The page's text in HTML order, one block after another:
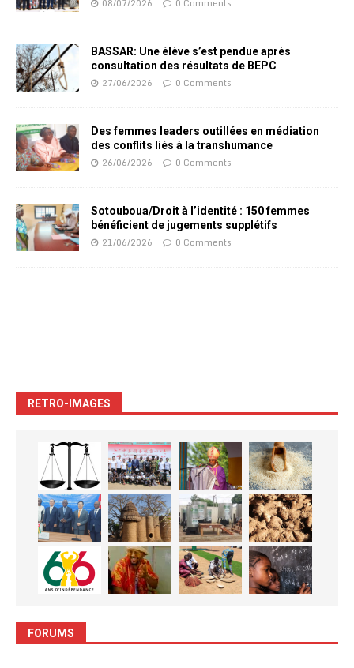
08/07/2026 0 Comments
BASSAR: Une élève s’est pendue après
consultation des résultats de BEPC
27/06/2026 0 Comments
Des femmes leaders outillées en médiation
des conflits liés à la transhumance
26/06/2026 0 Comments
Sotouboua/Droit à l’identité : 150 femmes
bénéficient de jugements supplétifs
21/06/2026 0 Comments
RETRO-IMAGES
FORUMS